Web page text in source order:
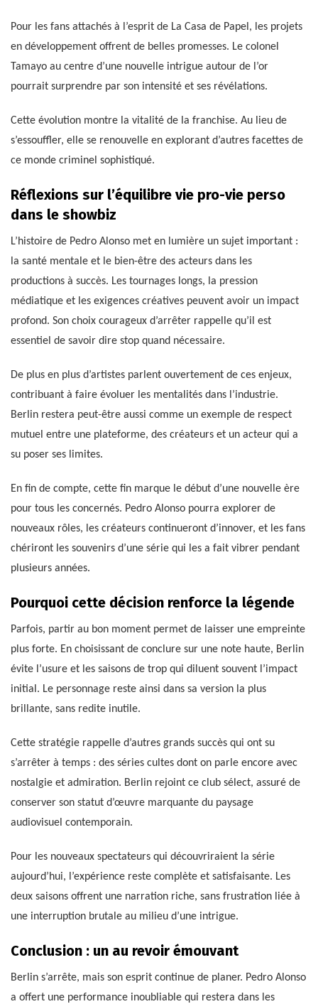
Pour les fans attachés à l’esprit de La Casa de Papel, les projets
en développement offrent de belles promesses. Le colonel
Tamayo au centre d’une nouvelle intrigue autour de l’or
pourrait surprendre par son intensité et ses révélations.
Cette évolution montre la vitalité de la franchise. Au lieu de
s’essouffler, elle se renouvelle en explorant d’autres facettes de
ce monde criminel sophistiqué.
Réflexions sur l’équilibre vie pro-vie perso
dans le showbiz
L’histoire de Pedro Alonso met en lumière un sujet important :
la santé mentale et le bien-être des acteurs dans les
productions à succès. Les tournages longs, la pression
médiatique et les exigences créatives peuvent avoir un impact
profond. Son choix courageux d’arrêter rappelle qu’il est
essentiel de savoir dire stop quand nécessaire.
De plus en plus d’artistes parlent ouvertement de ces enjeux,
contribuant à faire évoluer les mentalités dans l’industrie.
Berlin restera peut-être aussi comme un exemple de respect
mutuel entre une plateforme, des créateurs et un acteur qui a
su poser ses limites.
En fin de compte, cette fin marque le début d’une nouvelle ère
pour tous les concernés. Pedro Alonso pourra explorer de
nouveaux rôles, les créateurs continueront d’innover, et les fans
chériront les souvenirs d’une série qui les a fait vibrer pendant
plusieurs années.
Pourquoi cette décision renforce la légende
Parfois, partir au bon moment permet de laisser une empreinte
plus forte. En choisissant de conclure sur une note haute, Berlin
évite l’usure et les saisons de trop qui diluent souvent l’impact
initial. Le personnage reste ainsi dans sa version la plus
brillante, sans redite inutile.
Cette stratégie rappelle d’autres grands succès qui ont su
s’arrêter à temps : des séries cultes dont on parle encore avec
nostalgie et admiration. Berlin rejoint ce club sélect, assuré de
conserver son statut d’œuvre marquante du paysage
audiovisuel contemporain.
Pour les nouveaux spectateurs qui découvriraient la série
aujourd’hui, l’expérience reste complète et satisfaisante. Les
deux saisons offrent une narration riche, sans frustration liée à
une interruption brutale au milieu d’une intrigue.
Conclusion : un au revoir émouvant
Berlin s’arrête, mais son esprit continue de planer. Pedro Alonso
a offert une performance inoubliable qui restera dans les